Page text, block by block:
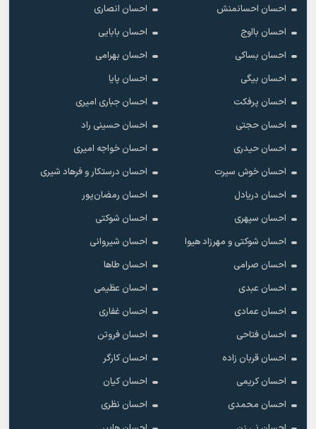
احسان احسانمنش
احسان انصاری
احسان بااوج
احسان بابایی
احسان بساکی
احسان بهرامی
احسان بیگی
احسان پایا
احسان پرفکت
احسان جباری امیری
احسان حجتی
احسان حسینی راد
احسان حیدری
احسان خواجه امیری
احسان خوش سیرت
احسان درستکار و فرهاد شیرى
احسان دریادل
احسان رمضان‌پور
احسان سپهری
احسان شوکتی
احسان شوکتی و مهرزاد هیوا
احسان شیروانی
احسان صرامی
احسان طاها
احسان عبدی
احسان عظیمی
احسان عمادی
احسان غفاری
احسان فتاحی
احسان فروتن
احسان قربان زاده
احسان کارگر
احسان کریمی
احسان کیان
احسان محمدی
احسان نظری